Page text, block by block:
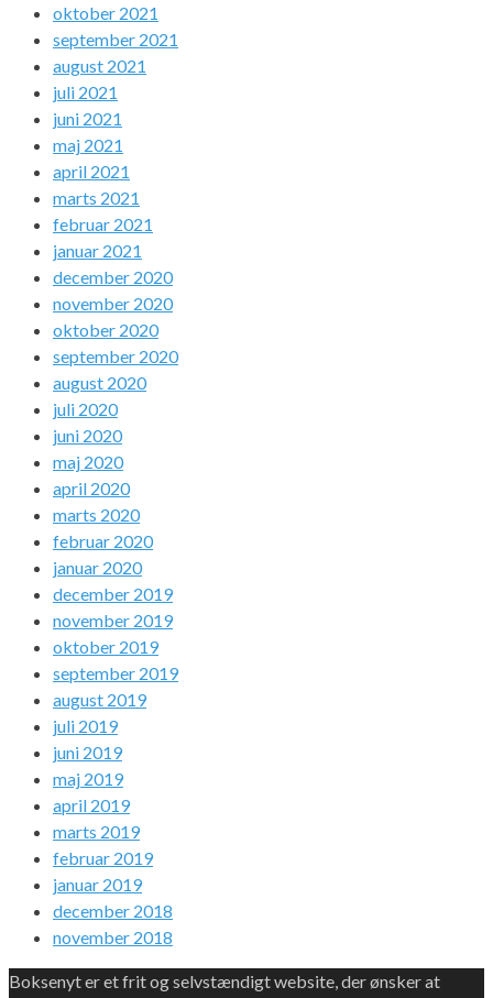
oktober 2021
september 2021
august 2021
juli 2021
juni 2021
maj 2021
april 2021
marts 2021
februar 2021
januar 2021
december 2020
november 2020
oktober 2020
september 2020
august 2020
juli 2020
juni 2020
maj 2020
april 2020
marts 2020
februar 2020
januar 2020
december 2019
november 2019
oktober 2019
september 2019
august 2019
juli 2019
juni 2019
maj 2019
april 2019
marts 2019
februar 2019
januar 2019
december 2018
november 2018
Boksenyt er et frit og selvstændigt website, der ønsker at